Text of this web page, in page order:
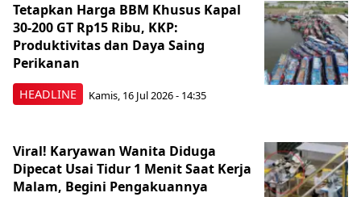
HEADLINE
Tetapkan Harga BBM Khusus Kapal
30-200 GT Rp15 Ribu, KKP:
Produktivitas dan Daya Saing
Perikanan
Kamis, 16 Jul 2026 - 14:35
Viral! Karyawan Wanita Diduga
Dipecat Usai Tidur 1 Menit Saat Kerja
Malam, Begini Pengakuannya